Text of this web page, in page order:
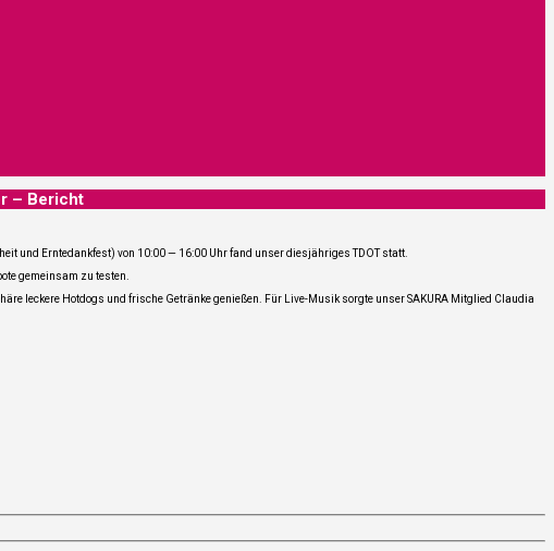
– Bericht
und Ern­te­dank­fest) von 10:00 — 16:00 Uhr fand unser dies­jäh­ri­ges TDOT statt.
gemein­sam zu tes­ten.
lecke­re Hot­dogs und fri­sche Geträn­ke genie­ßen. Für Live-Musik sorg­te unser SAKURA Mit­glied Clau­dia